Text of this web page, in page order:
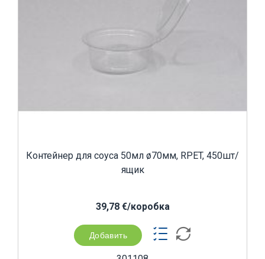
Контейнер для соуса 50мл ø70мм, RPET, 450шт/
ящик
39,78 €/коробка
Добавить